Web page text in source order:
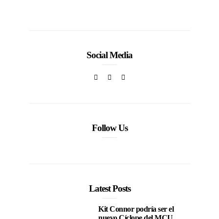
Social Media
Follow Us
Latest Posts
Kit Connor podría ser el